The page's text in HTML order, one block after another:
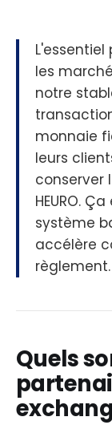
les
notre
monnaie
leurs
conserver
HEURO.
système
accélère
règlement.
Quels